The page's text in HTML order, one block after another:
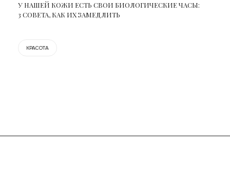
У НАШЕЙ КОЖИ ЕСТЬ СВОИ БИОЛОГИЧЕСКИЕ ЧАСЫ:
3 СОВЕТА, КАК ИХ ЗАМЕДЛИТЬ
КРАСОТА